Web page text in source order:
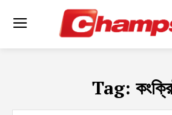
Tag: